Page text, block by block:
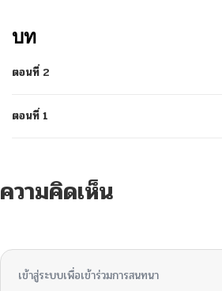
บท
ตอนที่ 2
ตอนที่ 1
ความคิดเห็น
เข้าสู่ระบบเพื่อเข้าร่วมการสนทนา